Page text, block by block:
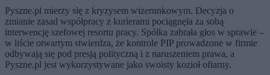
Pyszne.pl mierzy się z kryzysem wizerunkowym. Decyzja o
zmianie zasad współpracy z kurierami pociągnęła za sobą
interwencję szefowej resortu pracy. Spółka zabrała głos w sprawie –
w liście otwartym stwierdza, że kontrole PIP prowadzone w firmie
odbywają się pod presją polityczną i z naruszeniem prawa, a
Pyszne.pl jest wykorzystywane jako swoisty kozioł ofiarny.